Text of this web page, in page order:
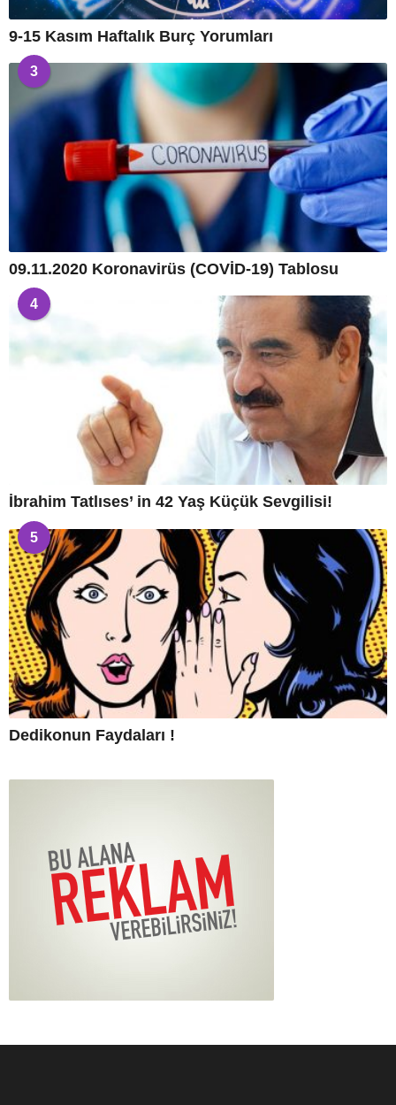
9-15 Kasım Haftalık Burç Yorumları
3
09.11.2020 Koronavirüs (COVİD-19) Tablosu
4
İbrahim Tatlıses’ in 42 Yaş Küçük Sevgilisi!
5
Dedikonun Faydaları !